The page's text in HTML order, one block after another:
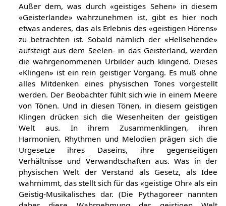
Außer dem, was durch «geistiges Sehen» in diesem
«Geisterlande» wahrzunehmen ist, gibt es hier noch
etwas anderes, das als Erlebnis des «geistigen Hörens»
zu betrachten ist. Sobald nämlich der «Hellsehende»
aufsteigt aus dem Seelen- in das Geisterland, werden
die wahrgenommenen Urbilder auch klingend. Dieses
«Klingen» ist ein rein geistiger Vorgang. Es muß ohne
alles Mitdenken eines physischen Tones vorgestellt
werden. Der Beobachter fühlt sich wie in einem Meere
von Tönen. Und in diesen Tönen, in diesem geistigen
Klingen drücken sich die Wesenheiten der geistigen
Welt aus. In ihrem Zusammenklingen, ihren
Harmonien, Rhythmen und Melodien prägen sich die
Urgesetze ihres Daseins, ihre gegenseitigen
Verhältnisse und Verwandtschaften aus. Was in der
physischen Welt der Verstand als Gesetz, als Idee
wahrnimmt, das stellt sich für das «geistige Ohr» als ein
Geistig-Musikalisches dar. (Die Pythagoreer nannten